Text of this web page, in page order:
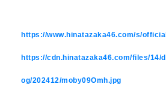
https://www.hinatazaka46.com/s/
https://cdn.hinatazaka46.com/files/14/
og/202412/moby09Omh.jpg